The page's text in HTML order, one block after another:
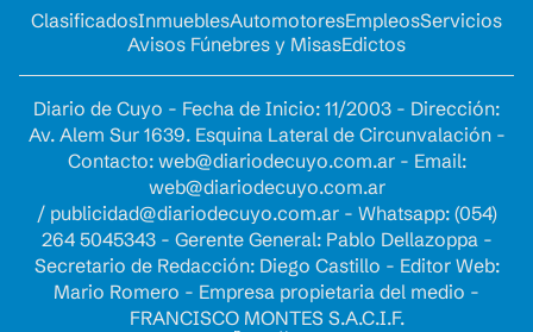
ClasificadosInmueblesAutomotoresEmpleosServicios
Avisos Fúnebres y MisasEdictos
Diario de Cuyo - Fecha de Inicio: 11/2003 - Dirección:
Av. Alem Sur 1639. Esquina Lateral de Circunvalación -
Contacto: web@diariodecuyo.com.ar- Email:
web@diariodecuyo.com.ar
/ publicidad@diariodecuyo.com.ar- Whatsapp: (054)
264 5045343 - Gerente General: Pablo Dellazoppa -
Secretario de Redacción: Diego Castillo - Editor Web:
Mario Romero - Empresa propietaria del medio -
FRANCISCO MONTES S.A.C.I.F.